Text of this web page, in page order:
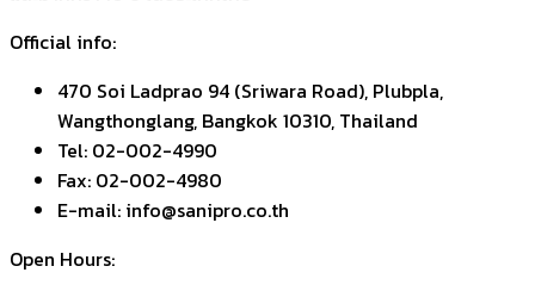
Official info:
470 Soi Ladprao 94 (Sriwara Road), Plubpla,
Wangthonglang, Bangkok 10310, Thailand
Tel: 02-002-4990
Fax: 02-002-4980
E-mail: info@sanipro.co.th
Open Hours: